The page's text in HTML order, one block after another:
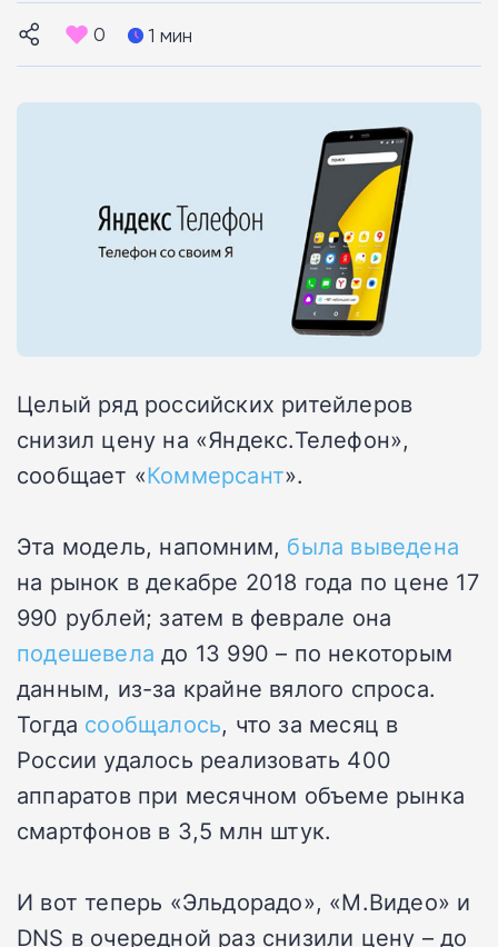
0 1 мин
Целый ряд российских ритейлеров
снизил цену на «Яндекс.Телефон»,
сообщает «Коммерсант».
Эта модель, напомним, была выведена
на рынок в декабре 2018 года по цене 17
990 рублей; затем в феврале она
подешевела до 13 990 – по некоторым
данным, из-за крайне вялого спроса.
Тогда сообщалось, что за месяц в
России удалось реализовать 400
аппаратов при месячном объеме рынка
смартфонов в 3,5 млн штук.
И вот теперь «Эльдорадо», «М.Видео» и
DNS в очередной раз снизили цену – до